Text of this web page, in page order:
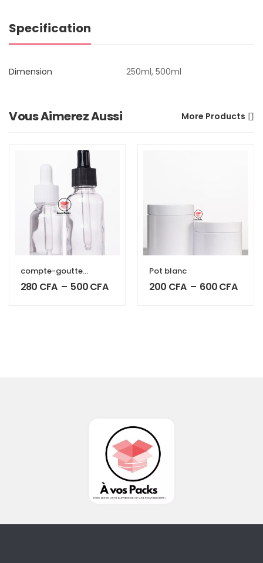
Specification
Dimension 250ml, 500ml
Vous Aimerez Aussi More Products
compte-gouttes
transparent
280 CFA – 500CFA
Pot blanc
200 CFA – 600CFA